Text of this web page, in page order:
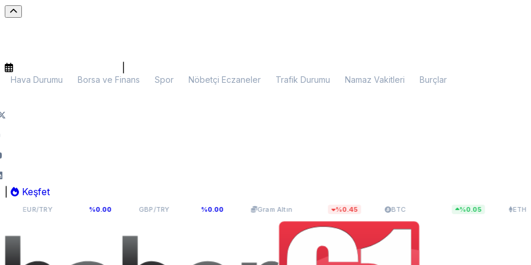
Hava Durumu Borsa ve Finans Spor Nöbetçi Eczaneler Trafik Durumu Namaz Vakitleri Burçlar
Keşfet
54,9398 %0.00 GBP/TRY 64,131 %0.00 Gram Altın6.109,11 BTC $65.181,40 ETH $1.927,41